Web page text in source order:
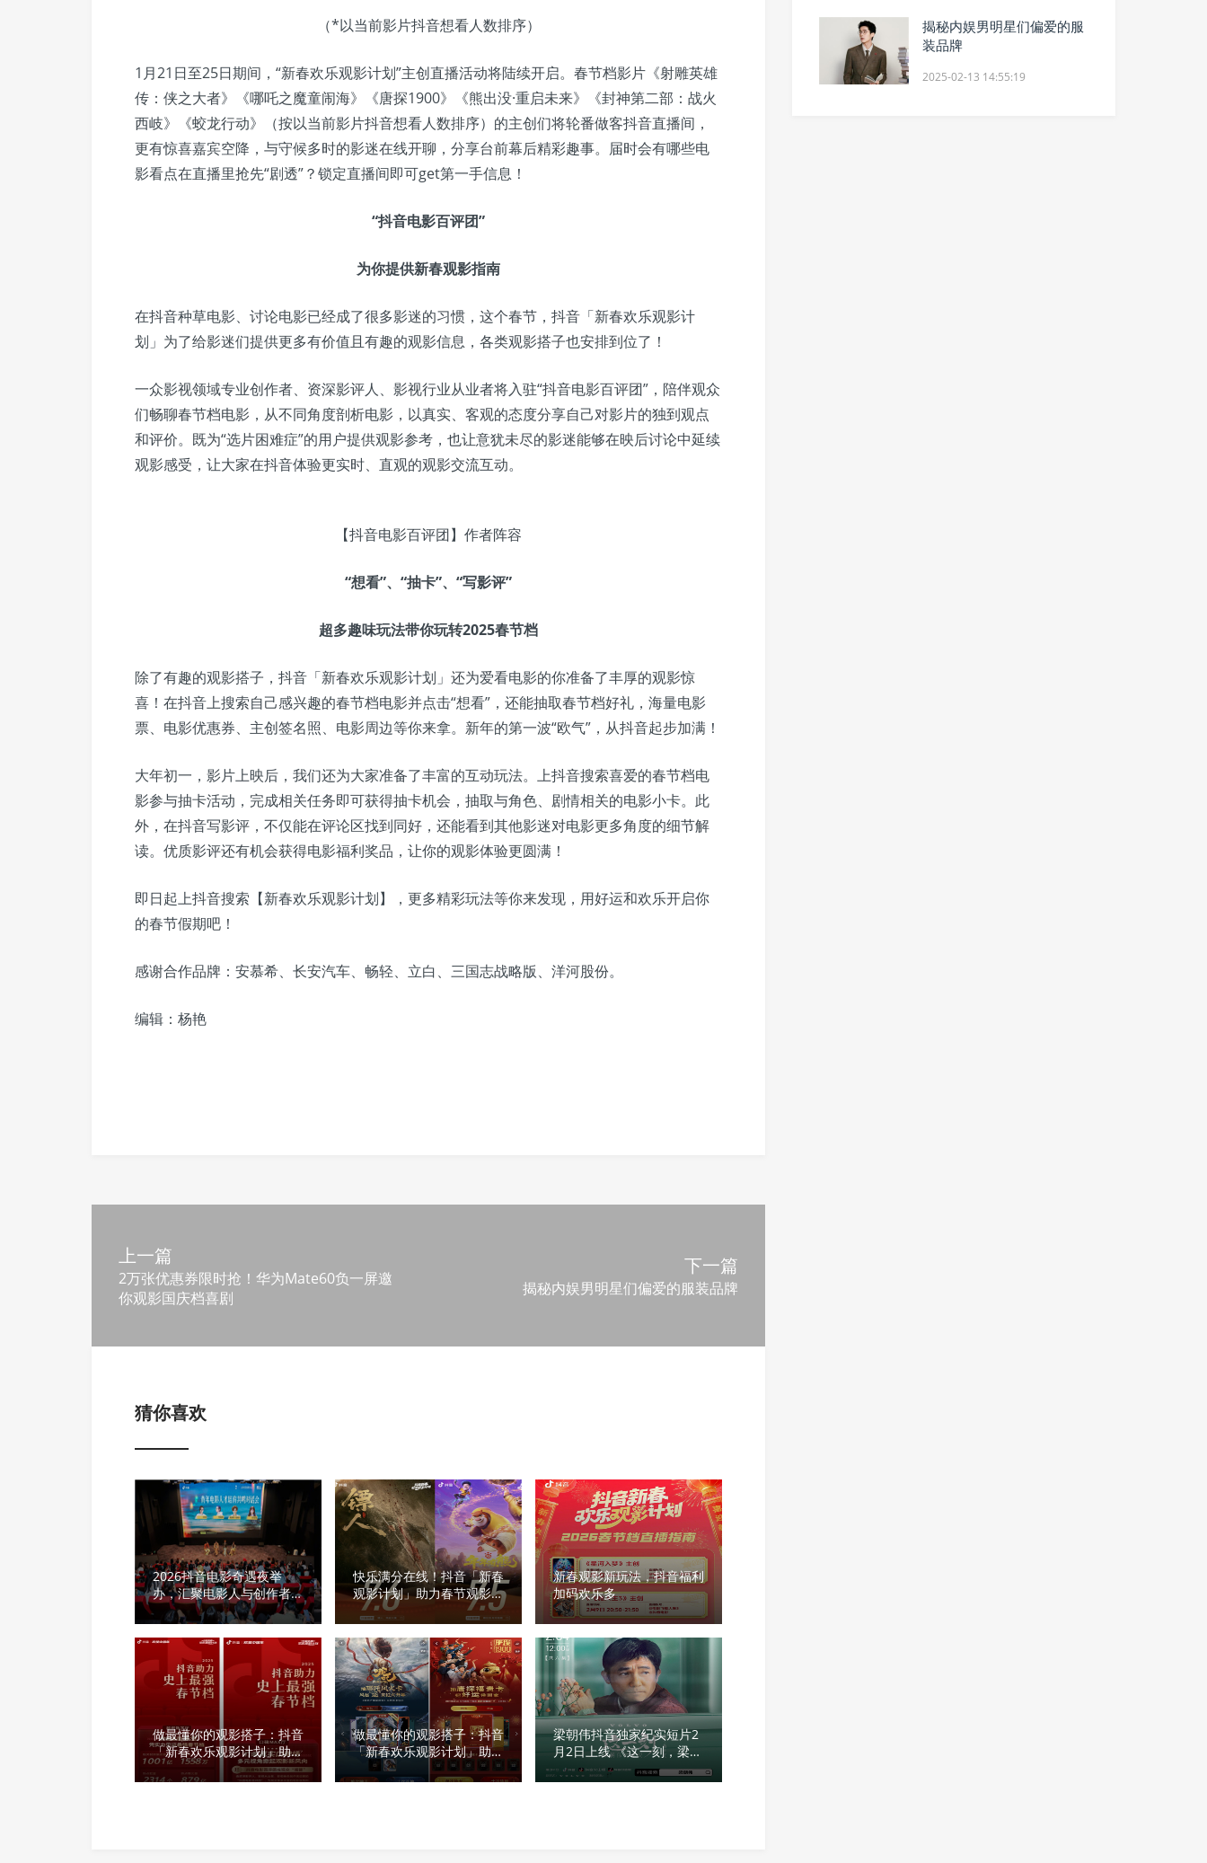
（*以当前影片抖音想看人数排序）
1月21日至25日期间，“新春欢乐观影计划”主创直播活动将陆续开启。春节档影片《射雕英雄
传：侠之大者》《哪吒之魔童闹海》《唐探1900》《熊出没·重启未来》《封神第二部：战火
西岐》《蛟龙行动》（按以当前影片抖音想看人数排序）的主创们将轮番做客抖音直播间，
更有惊喜嘉宾空降，与守候多时的影迷在线开聊，分享台前幕后精彩趣事。届时会有哪些电
影看点在直播里抢先“剧透”？锁定直播间即可get第一手信息！
“抖音电影百评团”
为你提供新春观影指南
在抖音种草电影、讨论电影已经成了很多影迷的习惯，这个春节，抖音「新春欢乐观影计
划」为了给影迷们提供更多有价值且有趣的观影信息，各类观影搭子也安排到位了！
一众影视领域专业创作者、资深影评人、影视行业从业者将入驻“抖音电影百评团”，陪伴观众
们畅聊春节档电影，从不同角度剖析电影，以真实、客观的态度分享自己对影片的独到观点
和评价。既为“选片困难症”的用户提供观影参考，也让意犹未尽的影迷能够在映后讨论中延续
观影感受，让大家在抖音体验更实时、直观的观影交流互动。
【抖音电影百评团】作者阵容
“想看”、“抽卡”、“写影评”
超多趣味玩法带你玩转2025春节档
除了有趣的观影搭子，抖音「新春欢乐观影计划」还为爱看电影的你准备了丰厚的观影惊
喜！在抖音上搜索自己感兴趣的春节档电影并点击“想看”，还能抽取春节档好礼，海量电影
票、电影优惠券、主创签名照、电影周边等你来拿。新年的第一波“欧气”，从抖音起步加满！
大年初一，影片上映后，我们还为大家准备了丰富的互动玩法。上抖音搜索喜爱的春节档电
影参与抽卡活动，完成相关任务即可获得抽卡机会，抽取与角色、剧情相关的电影小卡。此
外，在抖音写影评，不仅能在评论区找到同好，还能看到其他影迷对电影更多角度的细节解
读。优质影评还有机会获得电影福利奖品，让你的观影体验更圆满！
即日起上抖音搜索【新春欢乐观影计划】，更多精彩玩法等你来发现，用好运和欢乐开启你
的春节假期吧！
感谢合作品牌：安慕希、长安汽车、畅轻、立白、三国志战略版、洋河股份。
编辑：杨艳
上一篇
2万张优惠券限时抢！华为Mate60负一屏邀
你观影国庆档喜剧
下一篇
揭秘内娱男明星们偏爱的服装品牌
猜你喜欢
2026抖音电影奇遇夜举
办，汇聚电影人与创作者，
共话好故事
快乐满分在线！抖音「新春
观影计划」助力春节观影体
验
新春观影新玩法，抖音福利
加码欢乐多
做最懂你的观影搭子：抖音
「新春欢乐观影计划」助燃
最强春节档
做最懂你的观影搭子：抖音
「新春欢乐观影计划」助燃
最强春节档
梁朝伟抖音独家纪实短片2
月2日上线 《这一刻，梁朝
伟对你说》分享人生故事
揭秘内娱男明星们偏爱的服
装品牌
2025-02-13 14:55:19